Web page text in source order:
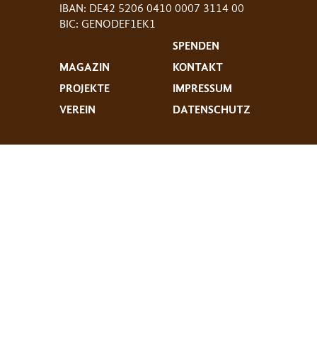
IBAN: DE42 5206 0410 0007 3114 00
BIC: GENODEF1EK1
MAGAZIN
PROJEKTE
VEREIN
SPENDEN
KONTAKT
IMPRESSUM
DATENSCHUTZ